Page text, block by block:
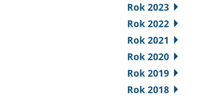
Rok 2023
Rok 2022
Rok 2021
Rok 2020
Rok 2019
Rok 2018